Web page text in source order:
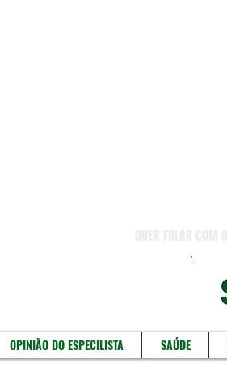
OPINIÃO DO ESPECILISTA SAÚDE